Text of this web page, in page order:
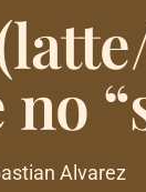
Alvarez